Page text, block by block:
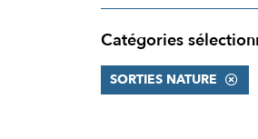
Catégories
SORTIES NATURE